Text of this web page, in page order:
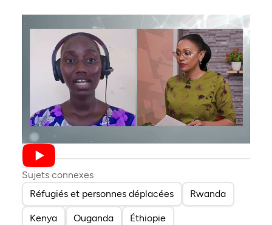
Sujets connexes
Réfugiés et personnes déplacées
Rwanda
Kenya Ouganda Éthiopie